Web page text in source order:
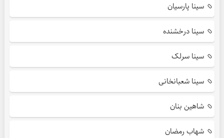
سینا پارسیان
سینا درخشنده
سینا سرلک
سینا شعبانخانی
شاهین بنان
شهاب رمضان